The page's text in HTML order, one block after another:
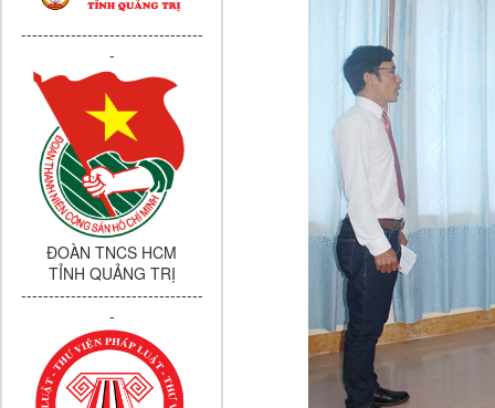
---------------------------------
-
ĐOÀN TNCS HCM
TỈNH QUẢNG TRỊ
---------------------------------
-